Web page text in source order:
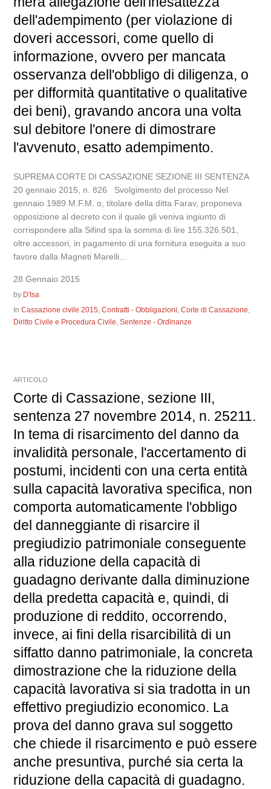
dell'adempimento (per violazione di
doveri accessori, come quello di
informazione, ovvero per mancata
osservanza dell'obbligo di diligenza, o
per difformità quantitative o qualitative
dei beni), gravando ancora una volta
sul debitore l'onere di dimostrare
l'avvenuto, esatto adempimento.
SUPREMA CORTE DI CASSAZIONE SEZIONE III SENTENZA
20 gennaio 2015, n. 826 Svolgimento del processo Nel
gennaio 1989 M.F.M. o, titolare della ditta Farav, proponeva
opposizione al decreto con il quale gli veniva ingiunto di
corrispondere alla Sifind spa la somma di lire 155.326.501,
oltre accessori, in pagamento di una fornitura eseguita a suo
favore dalla Magneti Marelli...
28 Gennaio 2015
by D'Isa
InCassazione civile 2015,Contratti - Obbligazioni,Corte di Cassazione,
Diritto Civile e Procedura Civile,Sentenze - Ordinanze
ARTICOLO
Corte di Cassazione, sezione III,
sentenza 27 novembre 2014, n. 25211.
In tema di risarcimento del danno da
invalidità personale, l'accertamento di
postumi, incidenti con una certa entità
sulla capacità lavorativa specifica, non
comporta automaticamente l'obbligo
del danneggiante di risarcire il
pregiudizio patrimoniale conseguente
alla riduzione della capacità di
guadagno derivante dalla diminuzione
della predetta capacità e, quindi, di
produzione di reddito, occorrendo,
invece, ai fini della risarcibilità di un
siffatto danno patrimoniale, la concreta
dimostrazione che la riduzione della
capacità lavorativa si sia tradotta in un
effettivo pregiudizio economico. La
prova del danno grava sul soggetto
che chiede il risarcimento e può essere
anche presuntiva, purché sia certa la
riduzione della capacità di guadagno.